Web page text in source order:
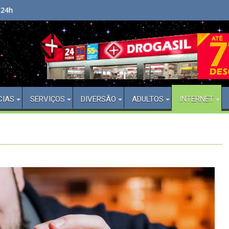
SERVIÇOS DIVERSÃO ADULTOS INTERNET